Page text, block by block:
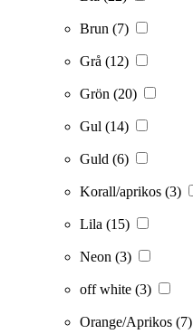
Brun (7)
Grå (12)
Grön (20)
Gul (14)
Guld (6)
Korall/aprikos (3)
Lila (15)
Neon (3)
off white (3)
Orange/Aprikos (7)